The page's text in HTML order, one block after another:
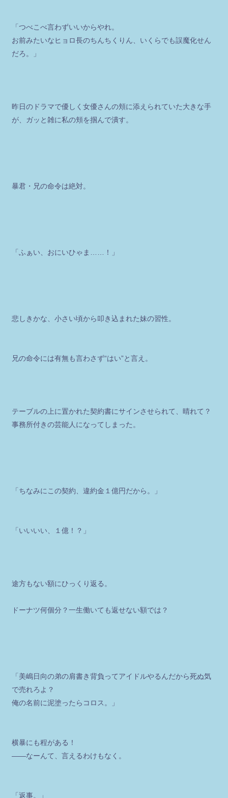
「つべこべ言わずいいからやれ。
お前みたいなヒョロ長のちんちくりん、いくらでも誤魔化せん
だろ。」
昨日のドラマで優しく女優さんの頬に添えられていた大きな手
が、ガッと雑に私の頬を掴んで潰す。
暴君・兄の命令は絶対。
「ふぁい、おにいひゃま……！」
悲しきかな、小さい頃から叩き込まれた妹の習性。
兄の命令には有無も言わさず“はい”と言え。
テーブルの上に置かれた契約書にサインさせられて、晴れて？
事務所付きの芸能人になってしまった。
「ちなみにこの契約、違約金１億円だから。」
「いいいい、１億！？」
途方もない額にひっくり返る。
ドーナツ何個分？一生働いても返せない額では？
「美嶋日向の弟の肩書き背負ってアイドルやるんだから死ぬ気
で売れろよ？
俺の名前に泥塗ったらコロス。」
横暴にも程がある！
――なーんて、言えるわけもなく。
「返事。」